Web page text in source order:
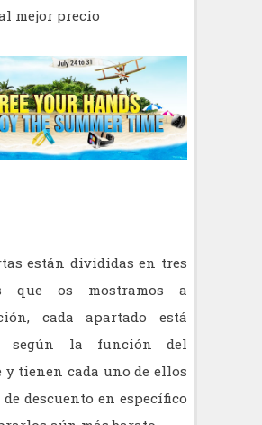
mejor precio
están divididas en tres
que os mostramos a
cada apartado está
según la función del
y tienen cada uno de ellos
descuento en específico